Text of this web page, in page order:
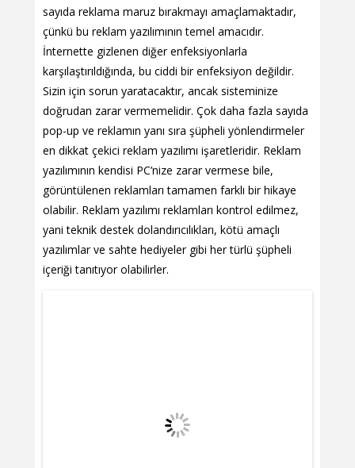
sayıda reklama maruz bırakmayı amaçlamaktadır,
çünkü bu reklam yazılımının temel amacıdır.
İnternette gizlenen diğer enfeksiyonlarla
karşılaştırıldığında, bu ciddi bir enfeksiyon değildir.
Sizin için sorun yaratacaktır, ancak sisteminize
doğrudan zarar vermemelidir. Çok daha fazla sayıda
pop-up ve reklamın yanı sıra şüpheli yönlendirmeler
en dikkat çekici reklam yazılımı işaretleridir. Reklam
yazılımının kendisi PC’nize zarar vermese bile,
görüntülenen reklamları tamamen farklı bir hikaye
olabilir. Reklam yazılımı reklamları kontrol edilmez,
yani teknik destek dolandırıcılıkları, kötü amaçlı
yazılımlar ve sahte hediyeler gibi her türlü şüpheli
içeriği tanıtıyor olabilirler.